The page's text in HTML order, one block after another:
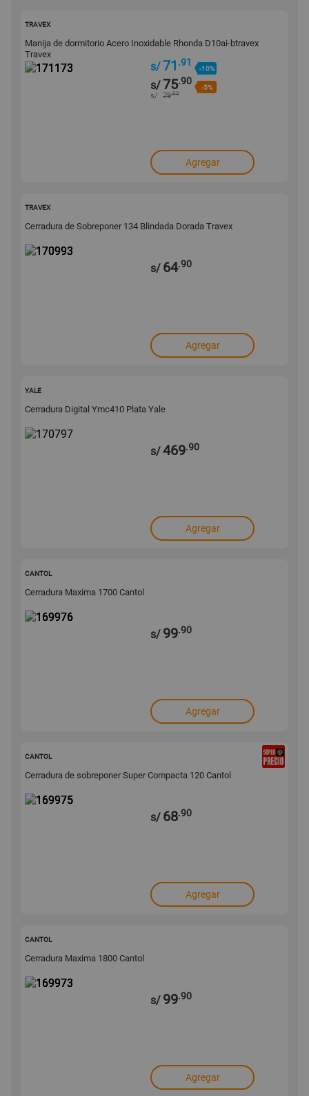
TRAVEX
Manija de dormitorio Acero Inoxidable Rhonda D10ai-btravex
Travex
s/71 .91
-10%
s/75.90
-5%
s/ 79.90
Agregar
TRAVEX
Cerradura de Sobreponer 134 Blindada Dorada Travex
s/ 64.90
Agregar
YALE
Cerradura Digital Ymc410 Plata Yale
s/469.90
Agregar
CANTOL
Cerradura Maxima 1700 Cantol
s/ 99.90
Agregar
CANTOL
Cerradura de sobreponer Super Compacta 120 Cantol
s/ 68.90
Agregar
CANTOL
Cerradura Maxima 1800 Cantol
s/ 99.90
Agregar